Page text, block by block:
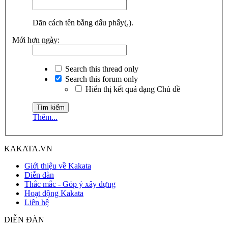
Dãn cách tên bằng dấu phẩy(,).
Mới hơn ngày:
Search this thread only
Search this forum only
Hiển thị kết quả dạng Chủ đề
Thêm...
KAKATA.VN
Giới thiệu về Kakata
Diễn đàn
Thắc mắc - Góp ý xây dựng
Hoạt động Kakata
Liên hệ
DIỄN ĐÀN